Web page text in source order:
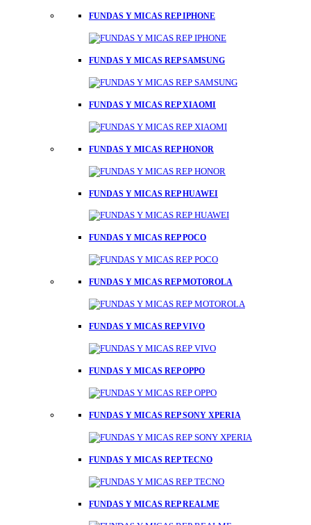
FUNDAS Y MICAS REP IPHONE
FUNDAS Y MICAS REP SAMSUNG
FUNDAS Y MICAS REP XIAOMI
FUNDAS Y MICAS REP HONOR
FUNDAS Y MICAS REP HUAWEI
FUNDAS Y MICAS REP POCO
FUNDAS Y MICAS REP MOTOROLA
FUNDAS Y MICAS REP VIVO
FUNDAS Y MICAS REP OPPO
FUNDAS Y MICAS REP SONY XPERIA
FUNDAS Y MICAS REP TECNO
FUNDAS Y MICAS REP REALME